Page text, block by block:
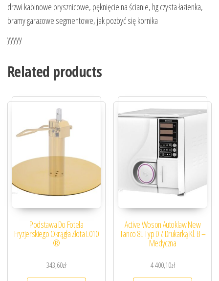
drzwi kabinowe prysznicowe, pęknięcie na ścianie, hg czysta łazienka,
bramy garazowe segmentowe, jak pozbyć się kornika
yyyyy
Related products
Podstawa Do Fotela
Fryzjerskiego Okrągła Złota L010
®
343,60zł
Active Woson Autoklaw New
Tanco 8L Typ D Z Drukarką Kl. B –
Medyczna
4 400,10zł